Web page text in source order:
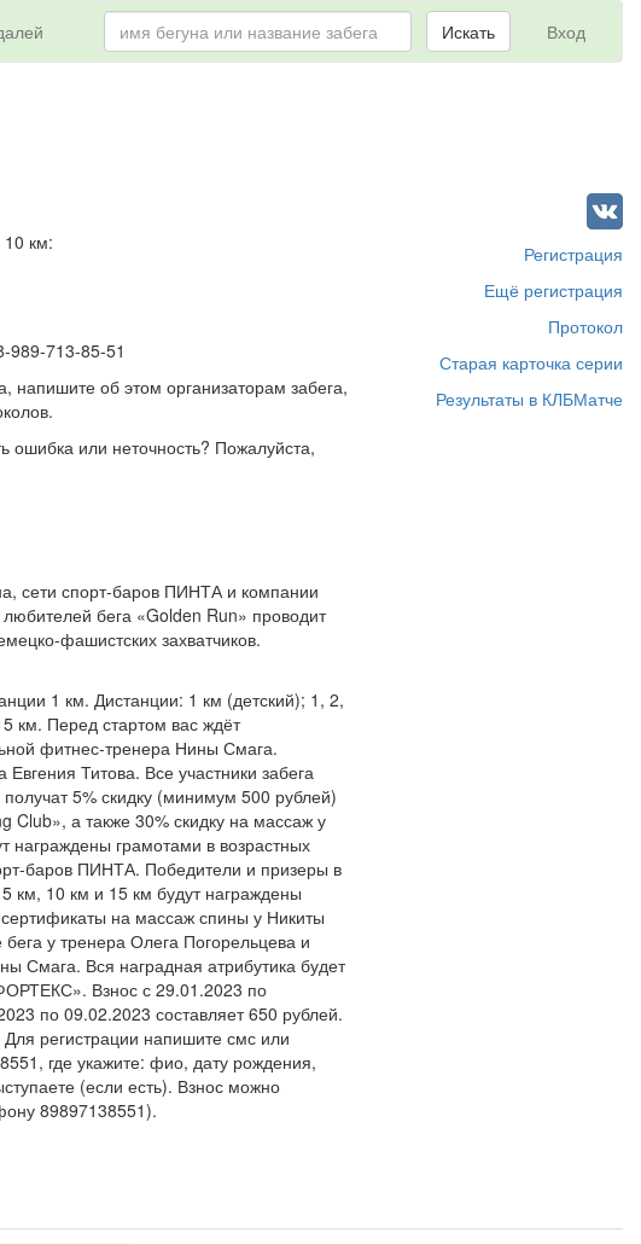
Вход
Искать
10 км:
989-713-85-51
напишите об этом организаторам забега,
ошибка или неточность? Пожалуйста,
сети спорт-баров ПИНТА и компании
бега «Golden Run» проводит
фашистских захватчиков.
1 км. Дистанции: 1 км (детский); 1, 2,
км. Перед стартом вас ждёт
фитнес-тренера Нины Смага.
Титова. Все участники забега
5% скидку (минимум 500 рублей)
Club», а также 30% скидку на массаж у
награждены грамотами в возрастных
баров ПИНТА. Победители и призеры в
км, 10 км и 15 км будут награждены
на массаж спины у Никиты
у тренера Олега Погорельцева и
Смага. Вся наградная атрибутика будет
Взнос с 29.01.2023 по
по 09.02.2023 составляет 650 рублей.
Для регистрации напишите смс или
где укажите: фио, дату рождения,
(если есть). Взнос можно
89897138551).
Регистрация
Ещё регистрация
Протокол
Старая карточка серии
Результаты в КЛБМатче